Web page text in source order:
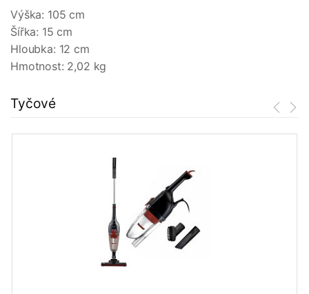
Výška: 105 cm
Šířka: 15 cm
Hloubka: 12 cm
Hmotnost: 2,02 kg
Tyčové